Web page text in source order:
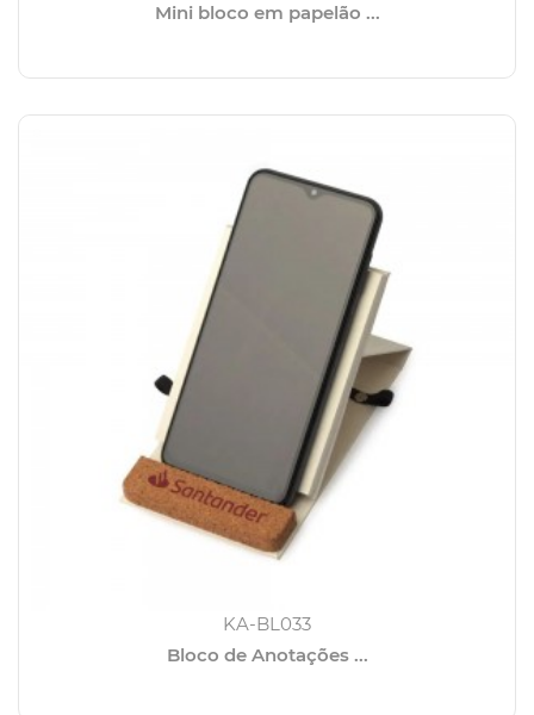
Mini bloco em papelão ...
KA-BL033
Bloco de Anotações ...